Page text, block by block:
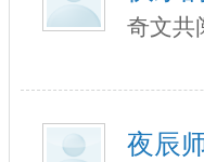
奇文共
夜辰